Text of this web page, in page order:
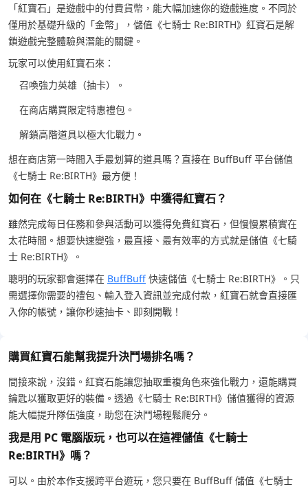
「紅寶石」是遊戲中的付費貨幣，能大幅加速你的遊戲進度。不同於
僅用於基礎升級的「金幣」，儲值《七騎士 Re:BIRTH》紅寶石是解
鎖遊戲完整體驗與潛能的關鍵。
玩家可以使用紅寶石來：
召喚強力英雄（抽卡）。
在商店購買限定特惠禮包。
解鎖高階道具以極大化戰力。
想在商店第一時間入手最划算的道具嗎？直接在 BuffBuff 平台儲值
《七騎士 Re:BIRTH》最方便！
如何在《七騎士 Re:BIRTH》中獲得紅寶石？
雖然完成每日任務和參與活動可以獲得免費紅寶石，但慢慢累積實在
太花時間。想要快速變強，最直接、最有效率的方式就是儲值《七騎
士 Re:BIRTH》。
聰明的玩家都會選擇在 BuffBuff 快速儲值《七騎士 Re:BIRTH》。只
需選擇你需要的禮包、輸入登入資訊並完成付款，紅寶石就會直接匯
入你的帳號，讓你秒速抽卡、即刻開戰！
購買紅寶石能幫我提升決鬥場排名嗎？
間接來說，沒錯。紅寶石能讓您抽取重複角色來強化戰力，還能購買
鑰匙以獲取更好的裝備。透過《七騎士 Re:BIRTH》儲值獲得的資源
能大幅提升隊伍強度，助您在決鬥場輕鬆爬分。
我是用 PC 電腦版玩，也可以在這裡儲值《七騎士
Re:BIRTH》嗎？
可以。由於本作支援跨平台遊玩，您只要在 BuffBuff 儲值《七騎士